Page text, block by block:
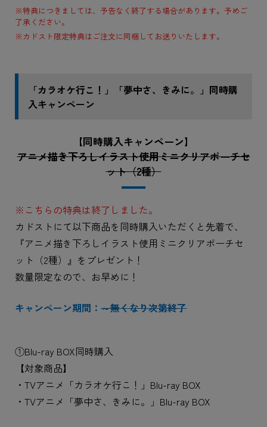
※特典につきましては、予告なく終了する場合があります。予めご
了承ください。
※カドスト限定特典はご注文に同梱してお送りいたします。
「カラオケ行こ！」「夢中さ、きみに。」同時購
入キャンペーン
【同時購入キャンペーン】
アニメ描き下ろしイラスト使用ミニクリアポーチセ
ット（2種）
※こちらの特典は終了しました。
カドストにて以下商品を同時購入いただくと先着で、
『アニメ描き下ろしイラスト使用ミニクリアポーチセ
ット（2種）』をプレゼント！
数量限定なので、お早めに！
キャンペーン期間： ～無くなり次第終了
①Blu-ray BOX同時購入
【対象商品】
・TVアニメ「カラオケ行こ！」Blu-ray BOX
・TVアニメ「夢中さ、きみに。」Blu-ray BOX